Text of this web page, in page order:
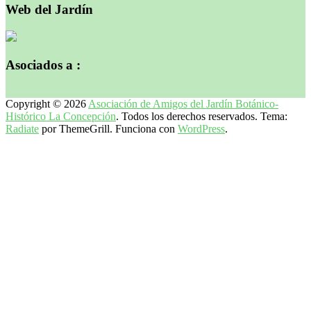
Web del Jardín
Asociados a :
Copyright © 2026 Asociación de Amigos del Jardín Botánico-
Histórico La Concepción. Todos los derechos reservados. Tema:
Radiate por ThemeGrill. Funciona con WordPress.